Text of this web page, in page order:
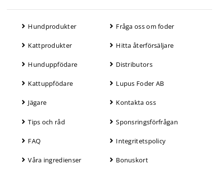
Hundprodukter
Kattprodukter
Hunduppfödare
Kattuppfödare
Jägare
Tips och råd
FAQ
Våra ingredienser
Fråga oss om foder
Hitta återförsäljare
Distributors
Lupus Foder AB
Kontakta oss
Sponsringsförfrågan
Integritetspolicy
Bonuskort